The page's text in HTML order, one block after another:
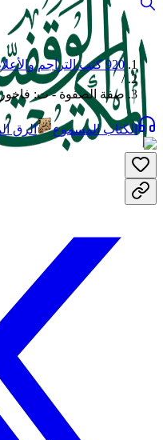
920 كتب التراجم والأعلام
/
صفة الصفوة - ت:
الكتاب المسموع الرق